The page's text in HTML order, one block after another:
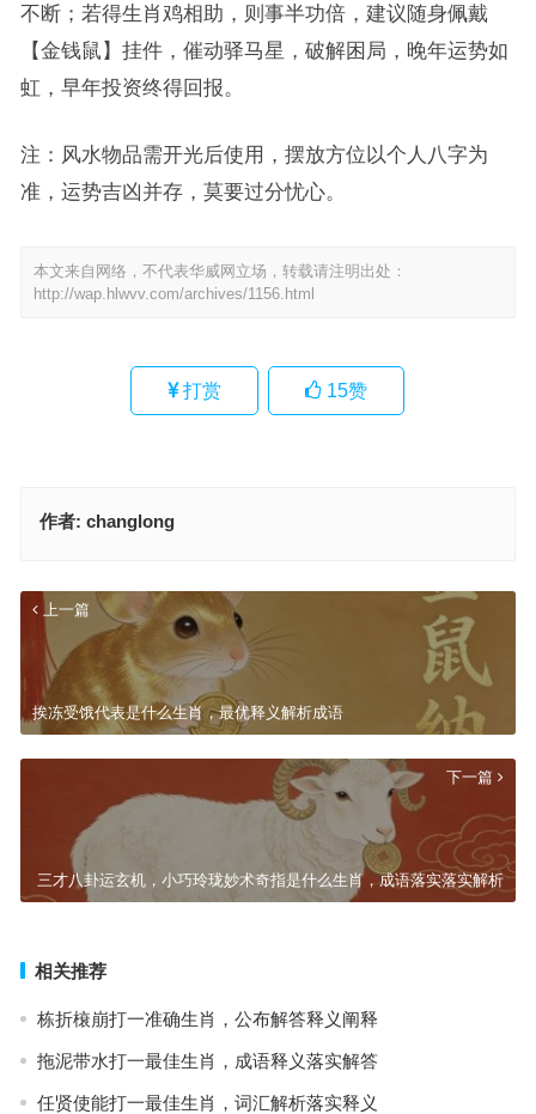
不断；若得生肖鸡相助，则事半功倍，建议随身佩戴
【金钱鼠】挂件，催动驿马星，破解困局，晚年运势如
虹，早年投资终得回报。
注：风水物品需开光后使用，摆放方位以个人八字为
准，运势吉凶并存，莫要过分忧心。
本文来自网络，不代表华威网立场，转载请注明出处：
http://wap.hlwvv.com/archives/1156.html
打赏 15赞
作者: changlong
上一篇
挨冻受饿代表是什么生肖，最优释义解析成语
下一篇
三才八卦运玄机，小巧玲珑妙术奇指是什么生肖，成语落实落实解析
相关推荐
栋折榱崩打一准确生肖，公布解答释义阐释
拖泥带水打一最佳生肖，成语释义落实解答
任贤使能打一最佳生肖，词汇解析落实释义